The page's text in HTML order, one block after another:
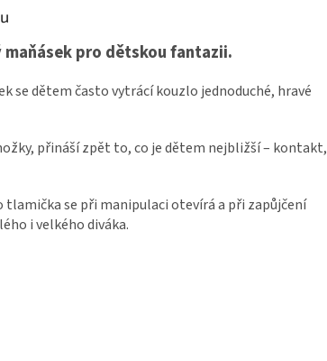
pro dětskou fantazii.
se dětem často vytrácí kouzlo jednoduché, hravé
přináší zpět to, co je dětem nejbližší – kontakt,
tlamička se při manipulaci otevírá a při zapůjčení
i velkého diváka.